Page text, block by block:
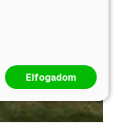
Elfogadom